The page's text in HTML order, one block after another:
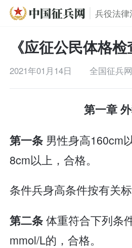
兵役法律
《应征公民体格
2021年01月14日 全国征兵网
第一章
第一条 男性身高160cm
8cm以上，合格。
条件兵身高条件按有关标
第二条体重符合下列条
mmol/L的，合格。